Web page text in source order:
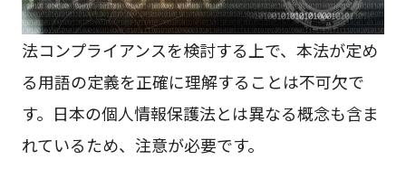
法コンプライアンスを検討する上で、本法が定め
る用語の定義を正確に理解することは不可欠で
す。日本の個人情報保護法とは異なる概念も含ま
れているため、注意が必要です。